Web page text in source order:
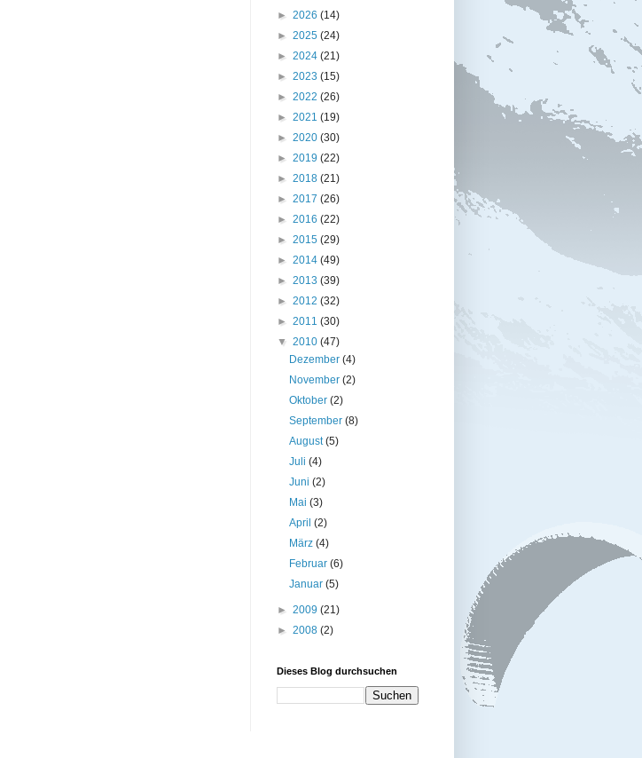
► 2026 (14)
► 2025 (24)
► 2024 (21)
► 2023 (15)
► 2022 (26)
► 2021 (19)
► 2020 (30)
► 2019 (22)
► 2018 (21)
► 2017 (26)
► 2016 (22)
► 2015 (29)
► 2014 (49)
► 2013 (39)
► 2012 (32)
► 2011 (30)
▼ 2010 (47)
Dezember(4)
November(2)
Oktober(2)
September(8)
August(5)
Juli(4)
Juni(2)
Mai(3)
April(2)
März(4)
Februar(6)
Januar(5)
► 2009 (21)
► 2008 (2)
Dieses Blog durchsuchen